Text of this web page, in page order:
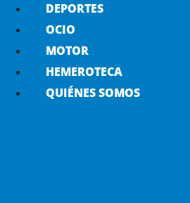
DEPORTES
OCIO
MOTOR
HEMEROTECA
QUIÉNES SOMOS